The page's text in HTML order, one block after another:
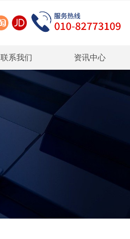
联系我们 资讯中心